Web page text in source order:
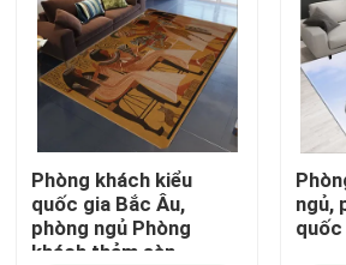
Thảm Trải Sàn Phòng Khách
Thảm chống thấm phòng tắm
Thảm phòng chơi trẻ em
Phòng khách kiểu
quốc gia Bắc Âu,
phòng ngủ Phòng
khách thảm sàn
ngủ,
quốc